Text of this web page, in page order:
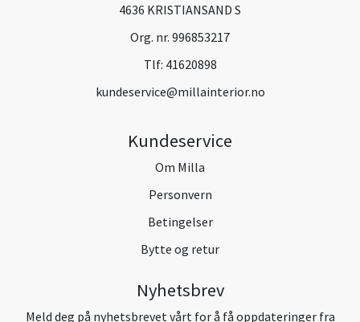
4636 KRISTIANSAND S
Org. nr. 996853217
Tlf: 41620898
kundeservice@millainterior.no
Kundeservice
Om Milla
Personvern
Betingelser
Bytte og retur
Nyhetsbrev
Meld deg på nyhetsbrevet vårt for å få oppdateringer fra